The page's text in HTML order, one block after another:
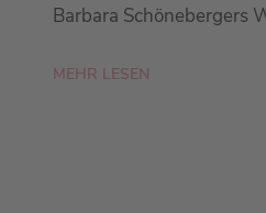
Barbara Schönebergers
MEHR LESEN